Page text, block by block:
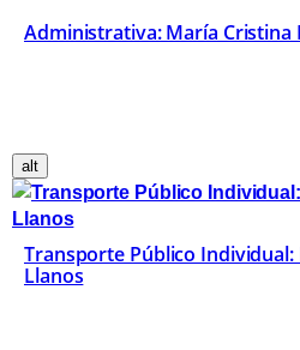
Administrativa: María Cristina
alt
Transporte Público Individual:
Llanos